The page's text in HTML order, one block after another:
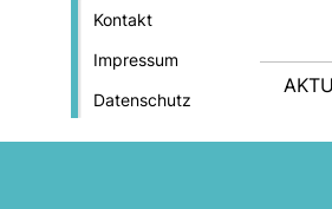
Kontakt
Impressum
Datenschutz